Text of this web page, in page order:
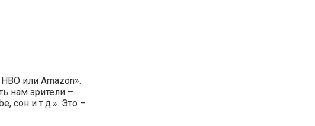
или Amazon».
нам зрители –
сон и т.д.». Это –